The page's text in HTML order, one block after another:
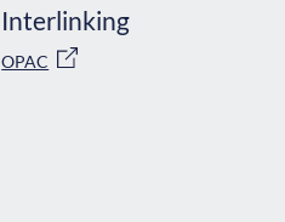
Interlinking
OPAC